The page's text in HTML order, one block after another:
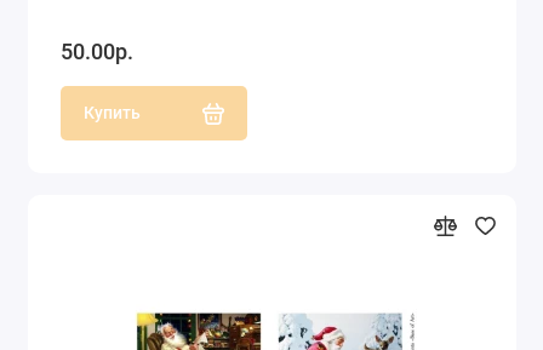
50.00р.
Купить